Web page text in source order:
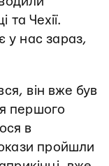
та Чехії.
у нас зараз,
він вже був
першого
в
пройшли